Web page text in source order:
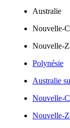
Australie
Nouvelle-
Nouvelle-
Polynésie
Australie
Nouvelle-
Nouvelle-